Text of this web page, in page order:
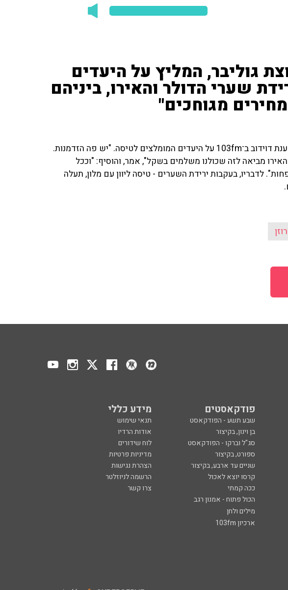
גוליבר, המליץ על היעדים
שערי הדולר והאירו, ביניהם
מגוחכים"
מנכ"ל קבוצת גוליבר זיו רוזן שוחח עם ענת דוידוב ב־103fm על היעדים המומלצים לטיסה. "יש פה הזדמנות.
מביאה לזה שכולנו משלמים בשקל", אמר, והוסיף: "וככל
לדבריו, בעקבות ירידת השערים - טיסה ליוון עם מלון, תעלה
פודקאסטים מידע כללי
שבע תשע - הפודקאסט
תנאי שימוש
בן וינון, בקיצור
אודות הרדיו
סג"ל וברקו - הפודקאסט
לוח שידורים
ספורט, בקיצור
מדיניות פרטיות
שניים עד ארבע, בקיצור
הצהרת נגישות
קרסו יוצא לאכול
הרשמה לניוזלטר
ככה קמתי
צרו קשר
הכול פתוח - אמנון רגב
מילים ולחן
ארכיון 103fm